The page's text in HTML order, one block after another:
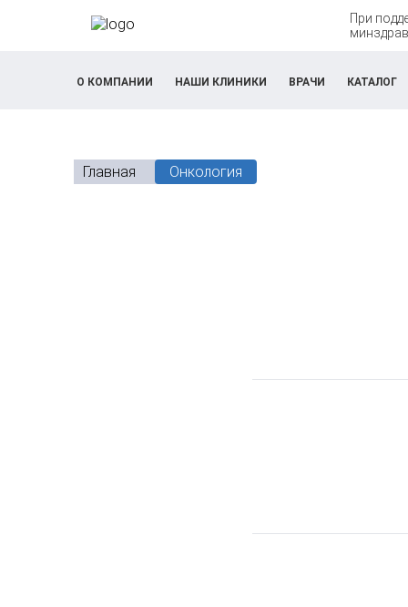
При
О КОМПАНИИ НАШИ КЛИНИКИ ВРАЧИ КАТАЛОГ
Главная Онкология